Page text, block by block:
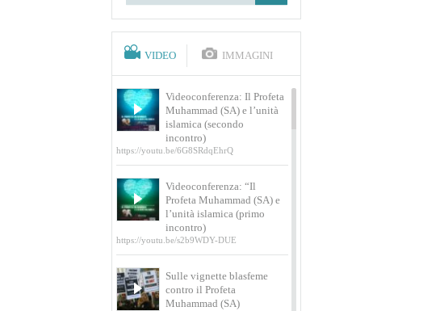
VIDEO IMMAGINI
Videoconferenza: Il Profeta
Muhammad (SA) e l’unità
islamica (secondo
incontro)
https://youtu.be/6G8SRdqEhrQ
Videoconferenza: “Il
Profeta Muhammad (SA) e
l’unità islamica (primo
incontro)
https://youtu.be/s2b9WDY-DUE
Sulle vignette blasfeme
contro il Profeta
Muhammad (SA)